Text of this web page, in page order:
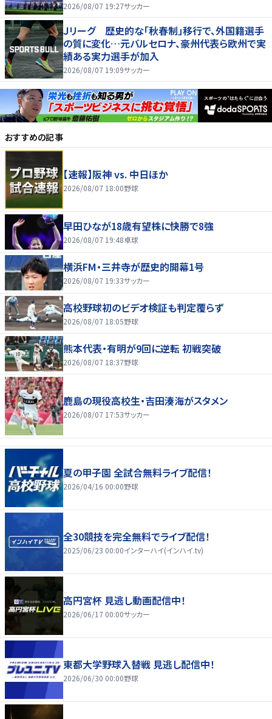
2026/08/07 19:27サッカー
Ｊリーグ 歴史的な「秋春制」移行で、外国籍選手
の質に変化…元バルセロナ、豪州代表ら欧州で実
績ある実力選手が加入
2026/08/07 19:09サッカー
おすすめの記事
【速報】阪神 vs. 中日ほか
2026/08/07 18:00野球
早田ひなが18歳有望株に快勝で8強
2026/08/07 19:48卓球
横浜FM・三井寺が歴史的開幕1号
2026/08/07 19:33サッカー
高校野球初のビデオ検証も判定覆らず
2026/08/07 18:05野球
熊本代表・有明が9回に逆転 初戦突破
2026/08/07 18:37野球
鹿島の現役高校生・吉田湊海がスタメン
2026/08/07 17:53サッカー
夏の甲子園 全試合無料ライブ配信！
2026/04/16 00:00野球
全30競技を完全無料でライブ配信！
2025/06/23 00:00インターハイ(インハイ.tv)
高円宮杯 見逃し動画配信中！
2026/06/17 00:00サッカー
東都大学野球入替戦 見逃し配信中！
2026/06/30 00:00野球